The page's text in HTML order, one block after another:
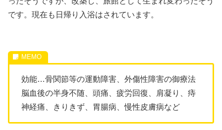
です。現在も日帰り入浴はされています。
効能…骨関節等の運動障害、外傷性障害の御療法
脳血後の半身不随、頭痛、疲労回復、肩凝り、痔
神経痛、きりきず、胃腸病、慢性皮膚病など